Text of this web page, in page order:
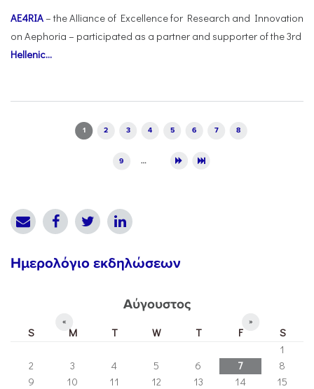
AE4RIA– the Alliance of Excellence for Research and Innovation
on Aephoria – participated as a partner and supporter of the 3rd
Hellenic...
1 2 3 4 5 6 7 8
9 …
Ημερολόγιο εκδηλώσεων
Αύγουστος
« »
S M T W T F
S
1
2
3 4 5 6 7
8
9
10 11 12 13 14
15